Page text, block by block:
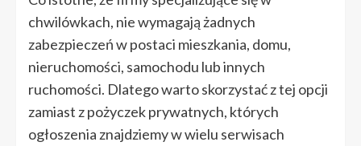
chwilówkach, nie wymagają żadnych
zabezpieczeń w postaci mieszkania, domu,
nieruchomości, samochodu lub innych
ruchomości. Dlatego warto skorzystać z tej opcji
zamiast z pożyczek prywatnych, których
ogłoszenia znajdziemy w wielu serwisach